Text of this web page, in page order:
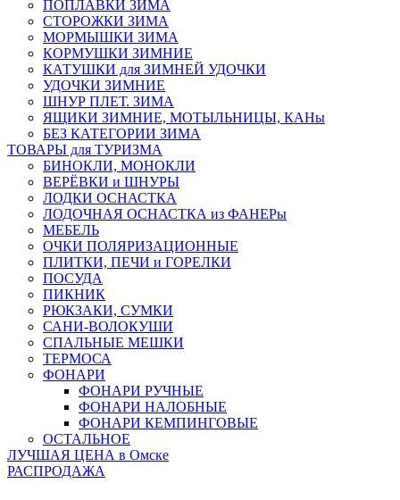
ПОПЛАВКИ ЗИМА
СТОРОЖКИ ЗИМА
МОРМЫШКИ ЗИМА
КОРМУШКИ ЗИМНИЕ
КАТУШКИ для ЗИМНЕЙ УДОЧКИ
УДОЧКИ ЗИМНИЕ
ШНУР ПЛЕТ. ЗИМА
ЯЩИКИ ЗИМНИЕ, МОТЫЛЬНИЦЫ, КАНы
БЕЗ КАТЕГОРИИ ЗИМА
ТОВАРЫ для ТУРИЗМА
БИНОКЛИ, МОНОКЛИ
ВЕРЁВКИ и ШНУРЫ
ЛОДКИ ОСНАСТКА
ЛОДОЧНАЯ ОСНАСТКА из ФАНЕРы
МЕБЕЛЬ
ОЧКИ ПОЛЯРИЗАЦИОННЫЕ
ПЛИТКИ, ПЕЧИ и ГОРЕЛКИ
ПОСУДА
ПИКНИК
РЮКЗАКИ, СУМКИ
САНИ-ВОЛОКУШИ
СПАЛЬНЫЕ МЕШКИ
ТЕРМОСА
ФОНАРИ
ФОНАРИ РУЧНЫЕ
ФОНАРИ НАЛОБНЫЕ
ФОНАРИ КЕМПИНГОВЫЕ
ОСТАЛЬНОЕ
ЛУЧШАЯ ЦЕНА в Омске
РАСПРОДАЖА